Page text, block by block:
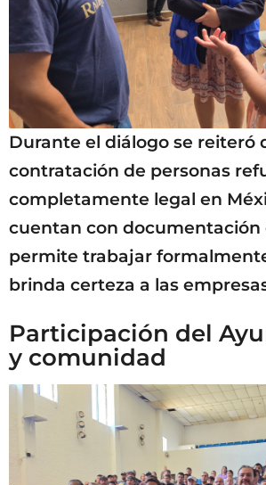
Durante el diálogo se reiteró
contratación de personas
completamente legal en
cuentan con documentación
permite trabajar
brinda certeza a las
Participación del
y comunidad